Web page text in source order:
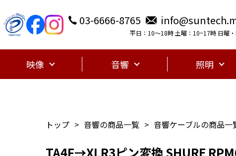
03-6666-8765
平日：10〜18時 土曜：10~17時 日曜
映像 音響 照明
トップ 音響の商品一覧 音響ケーブルの商品一
TA4F→XLR3ピン変換 SHURE